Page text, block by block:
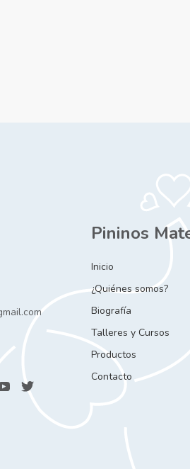
Pininos
Inicio
¿Quiénes somos?
Biografía
Talleres y Cursos
Productos
Contacto